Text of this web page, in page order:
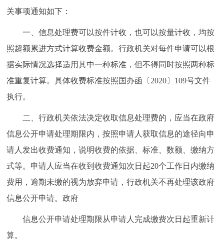
参与调查
北京概况 十六区概览 人文北京
多语种
ENGLISH 한국어 日本語
DEUTSCH FRANÇAIS РУССКИЙ ЯЗЫК
关事项通知如下：
一、信息处理费可以按件计收，也可以按量计收，均按
照超额累进方式计算收费金额。行政机关对每件申请可以根
据实际情况选择适用其中一种标准，但不得同时按照两种标
准重复计算。具体收费标准按照国办函〔2020〕109号文件
执行。
二、行政机关依法决定收取信息处理费的，应当在政府
信息公开申请处理期限内，按照申请人获取信息的途径向申
请人发出收费通知，说明收费的依据、标准、数额、缴纳方
式等。申请人应当在收到收费通知次日起20个工作日内缴纳
费用，逾期未缴的视为放弃申请，行政机关不再处理该政府
信息公开申请。政府
信息公开申请处理期限从申请人完成缴费次日起重新计
算。